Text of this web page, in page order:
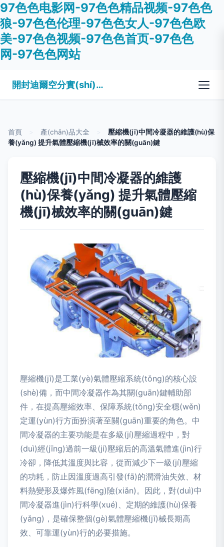
97色色电影网-97色色精品视频-97色色
狼-97色色伦理-97色色女人-97色色欧
美-97色色视频-97色色首页-97色色
网-97色色网站
開封迪爾空分實(shí)業(yè)有限公司
首頁 產(chǎn)品大全
壓縮機(jī)中間冷凝器的維護(hù)保
養(yǎng) 提升氣體壓縮機(jī)械效率的關(guān)鍵
壓縮機(jī)中間冷凝器的維護
(hù)保養(yǎng) 提升氣體壓縮
機(jī)械效率的關(guān)鍵
壓縮機(jī)是工業(yè)氣體壓縮系統(tǒng)的核心設
(shè)備，而中間冷凝器作為其關(guān)鍵輔助部
件，在提高壓縮效率、保障系統(tǒng)安全穩(wěn)
定運(yùn)行方面扮演著至關(guān)重要的角色。中
間冷凝器的主要功能是在多級(jí)壓縮過程中，對
(duì)經(jīng)過前一級(jí)壓縮后的高溫氣體進(jìn)行
冷卻，降低其溫度與比容，從而減少下一級(jí)壓縮
的功耗，防止因溫度過高引發(fā)的潤滑油失效、材
料熱變形及爆炸風(fēng)險(xiǎn)。因此，對(duì)中
間冷凝器進(jìn)行科學(xué)、定期的維護(hù)保養
(yǎng)，是確保整個(gè)氣體壓縮機(jī)械長期高
效、可靠運(yùn)行的必要措施。